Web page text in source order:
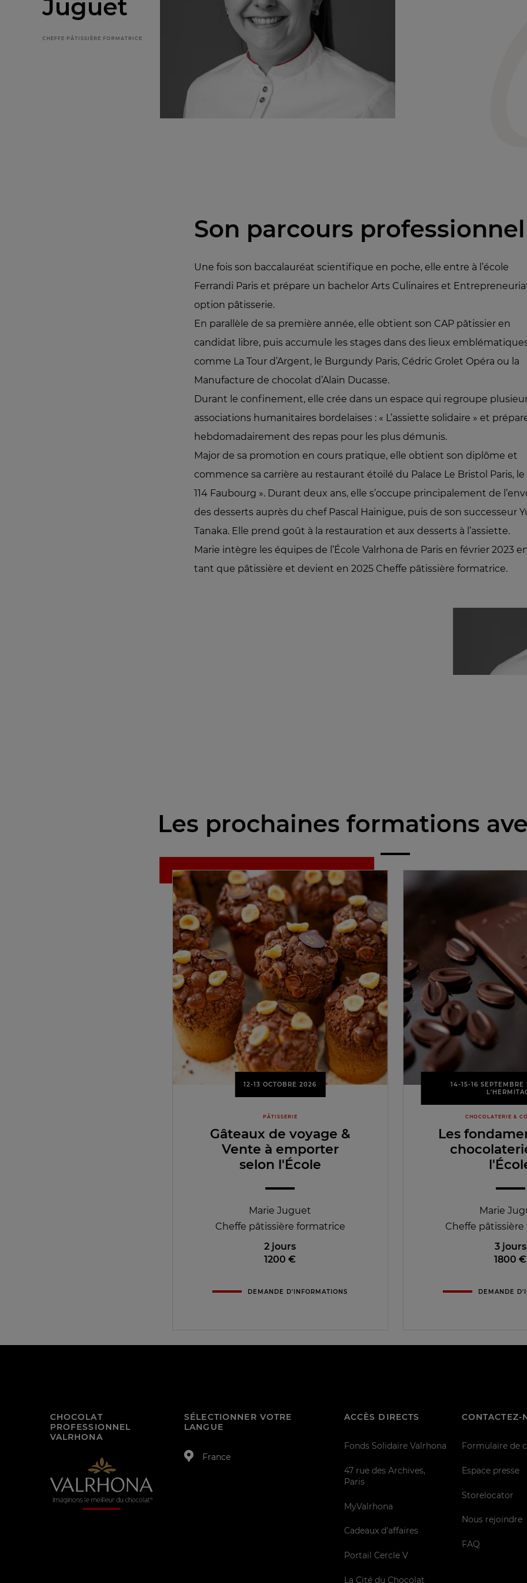
Juguet
CHEFFE PÂTISSIÈRE FORMATRICE
Son parcours professionnel
Une fois son baccalauréat scientifique en poche, elle entre à l’école
Ferrandi Paris et prépare un bachelor Arts Culinaires et
option pâtisserie.
En parallèle de sa première année, elle obtient son CAP pâtissier en
candidat libre, puis accumule les stages dans des lieux
comme La Tour d’Argent, le Burgundy Paris, Cédric Grolet Opéra ou la
Manufacture de chocolat d’Alain Ducasse.
Durant le confinement, elle crée dans un espace qui regroupe
associations humanitaires bordelaises : « L’assiette solidaire » et
hebdomadairement des repas pour les plus démunis.
Major de sa promotion en cours pratique, elle obtient son diplôme et
commence sa carrière au restaurant étoilé du Palace Le Bristol Paris, le
114 Faubourg ». Durant deux ans, elle s’occupe principalement de
des desserts auprès du chef Pascal Hainigue, puis de son successeur
Tanaka. Elle prend goût à la restauration et aux desserts à l’assiette.
Marie intègre les équipes de l’École Valrhona de Paris en février 2023
tant que pâtissière et devient en 2025 Cheffe pâtissière formatrice.
Les prochaines formations
12-13 OCTOBRE 2026
PÂTISSERIE
Gâteaux de voyage &
Vente à emporter
selon l'École
Marie Juguet
Cheffe pâtissière formatrice
2 jours
1200 €
DEMANDE D'INFORMATIONS
14-15-16
CHOCOLATERIE &
Les
Marie
Cheffe
3 jours
1800 €
DEMANDE
CHOCOLAT
PROFESSIONNEL
VALRHONA
SÉLECTIONNER VOTRE
LANGUE
France
ACCÈS DIRECTS
Fonds Solidaire Valrhona
47 rue des Archives,
Paris
MyValrhona
Cadeaux d'affaires
Portail Cercle V
La Cité du Chocolat
CONTACTEZ-
Formulaire de
Espace presse
Storelocator
Nous rejoindre
FAQ